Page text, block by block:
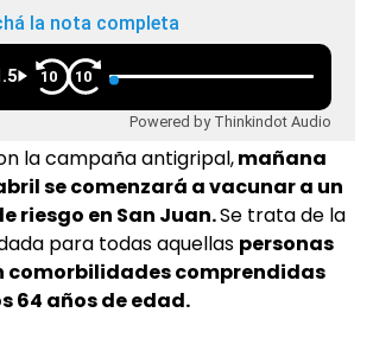
la nota completa
10 10
Powered by Thinkindot Audio
la campaña antigripal,mañana
se comenzará a vacunar a un
riesgo en San Juan.Se trata de la
para todas aquellas personas
comorbilidades comprendidas
64 años de edad.